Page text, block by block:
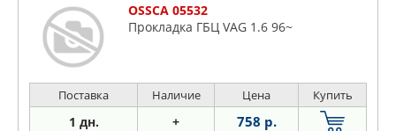
OSSCA 05532
Прокладка ГБЦ VAG 1.6 96~
Поставка Наличие Цена Купить
1 дн. + 758 р.